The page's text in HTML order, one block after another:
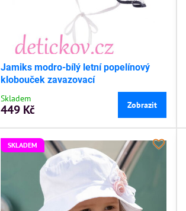
Jamiks modro-bílý letní popelínový
klobouček zavazovací
Skladem
449 Kč Zobrazit
SKLADEM